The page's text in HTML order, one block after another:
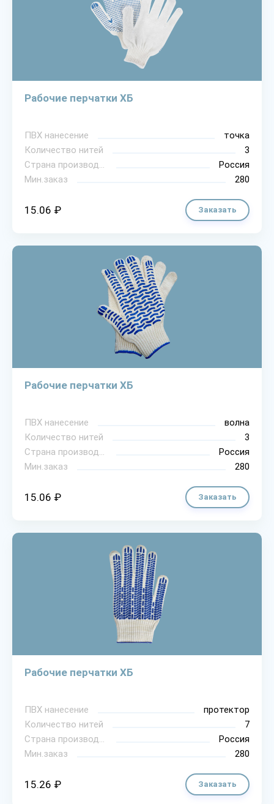
Рабочие перчатки ХБ
ПВХ нанесение
точка
Количество нитей
3
Страна производитель
Россия
Мин.заказ
280
15.06 ₽ Заказать
Рабочие перчатки ХБ
ПВХ нанесение
волна
Количество нитей
3
Страна производитель
Россия
Мин.заказ
280
15.06 ₽ Заказать
Рабочие перчатки ХБ
ПВХ нанесение
протектор
Количество нитей
7
Страна производитель
Россия
Мин.заказ
280
15.26 ₽ Заказать